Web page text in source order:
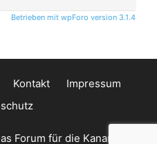
Betrieben mit wpForo version 3.1.4
Kontakt
Impressum
Forum für die Kanarischen